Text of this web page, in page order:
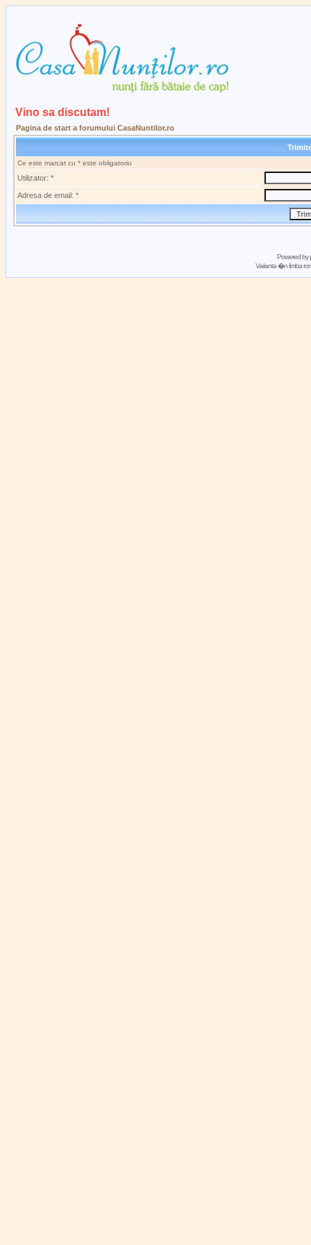
Vino sa discutam!
Pagina de start a forumului CasaNuntilor.ro
Ce este marcat cu * este obligatoriu
Utilizator: *
Adresa de email: *
Powered by
Varianta �n limba